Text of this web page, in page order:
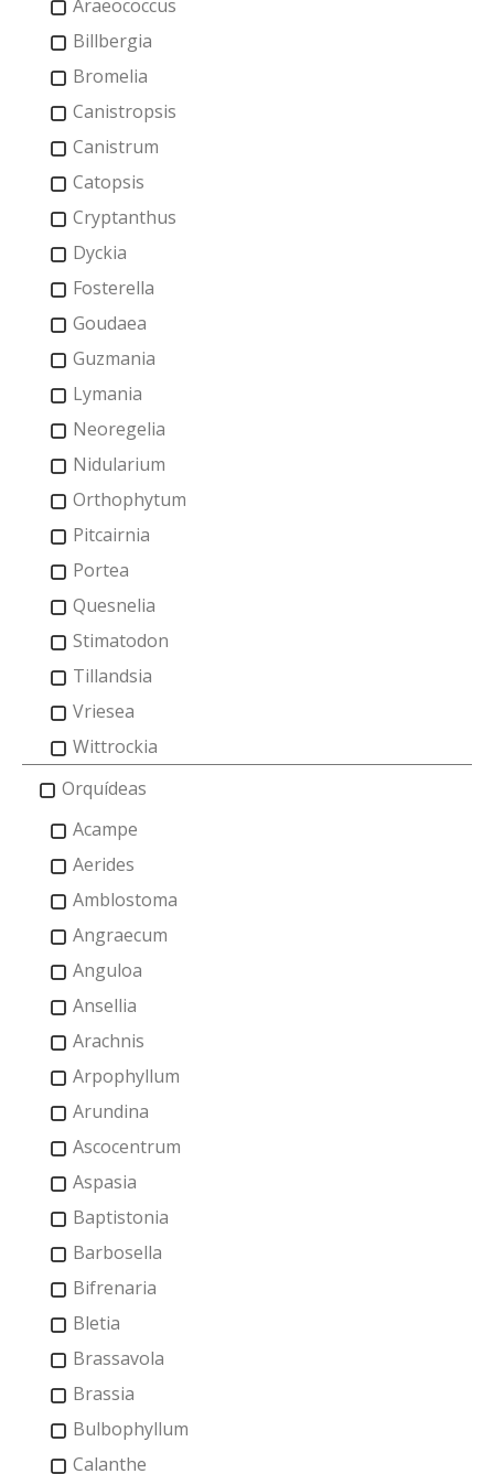
Araeococcus
Billbergia
Bromelia
Canistropsis
Canistrum
Catopsis
Cryptanthus
Dyckia
Fosterella
Goudaea
Guzmania
Lymania
Neoregelia
Nidularium
Orthophytum
Pitcairnia
Portea
Quesnelia
Stimatodon
Tillandsia
Vriesea
Wittrockia
Orquídeas
Acampe
Aerides
Amblostoma
Angraecum
Anguloa
Ansellia
Arachnis
Arpophyllum
Arundina
Ascocentrum
Aspasia
Baptistonia
Barbosella
Bifrenaria
Bletia
Brassavola
Brassia
Bulbophyllum
Calanthe